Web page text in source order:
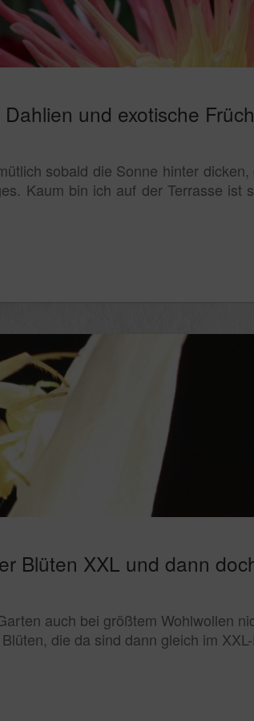
Dahlien und exotische
sobald die Sonne hinter
Kaum bin ich auf der Terrasse ist
Blüten XXL und dann
auch bei größtem Wohlwollen
die da sind dann gleich im